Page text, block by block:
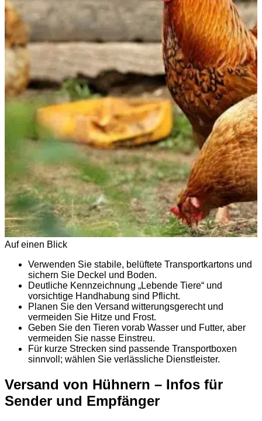
Auf einen Blick
Verwenden Sie stabile, belüftete Transportkartons und
sichern Sie Deckel und Boden.
Deutliche Kennzeichnung „Lebende Tiere“ und
vorsichtige Handhabung sind Pflicht.
Planen Sie den Versand witterungsgerecht und
vermeiden Sie Hitze und Frost.
Geben Sie den Tieren vorab Wasser und Futter, aber
vermeiden Sie nasse Einstreu.
Für kurze Strecken sind passende Transportboxen
sinnvoll; wählen Sie verlässliche Dienstleister.
Versand von Hühnern – Infos für
Sender und Empfänger